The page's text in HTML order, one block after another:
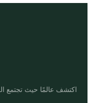
اكتشف عالمًا حيث تجتمع